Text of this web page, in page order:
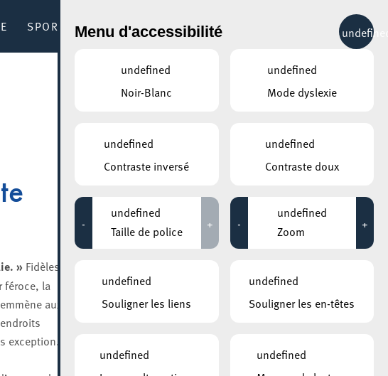
SPORT & RÉCRÉATION MOBILITÉ
» Fidèles à
féroce, la
aux
AUTRES ÉVÉNEMENTS
ROCKHAL – ETABLISSEMENT PUBLIC
CENTRE DE MUSIQUES AMPLIFIÉES
SKY FULL OF STARS
19:30 - 20:30
AUTRES ÉVÉNEMENTS
SIMILAIRES
16°C
Menu d'accessibilité
undefined
Noir-Blanc
undefined
Mode dyslexie
undefined
Contraste inversé
undefined
Contraste doux
-
undefined
Taille de police
+ -
undefined
Zoom
+
undefined
Souligner les liens
undefined
Souligner les en-têtes
undefined
undefined